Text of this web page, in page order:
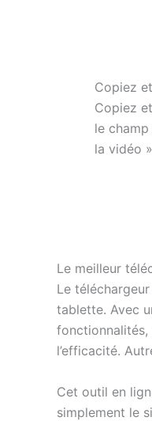
Copiez
Copiez
le
la vidéo
Le meilleur
Le
tablette. Avec
fonctionnalités,
l’efficacité.
Cet outil en
simplement le